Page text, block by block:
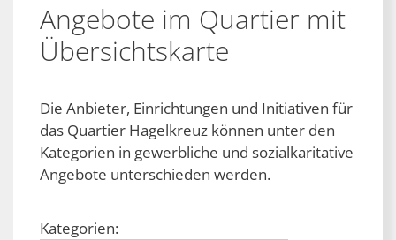
Angebote im Quartier mit
Übersichtskarte
Die Anbieter, Einrichtungen und Initiativen für
das Quartier Hagelkreuz können unter den
Kategorien in gewerbliche und sozialkaritative
Angebote unterschieden werden.
Kategorien: